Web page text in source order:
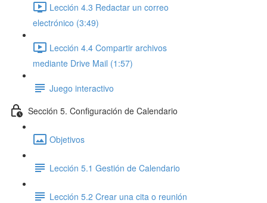
Lección 4.3 Redactar un correo
electrónico (3:49)
Lección 4.4 Compartir archivos
mediante Drive Mail (1:57)
Juego interactivo
Sección 5. Configuración de Calendario
Objetivos
Lección 5.1 Gestión de Calendario
Lección 5.2 Crear una cita o reunión